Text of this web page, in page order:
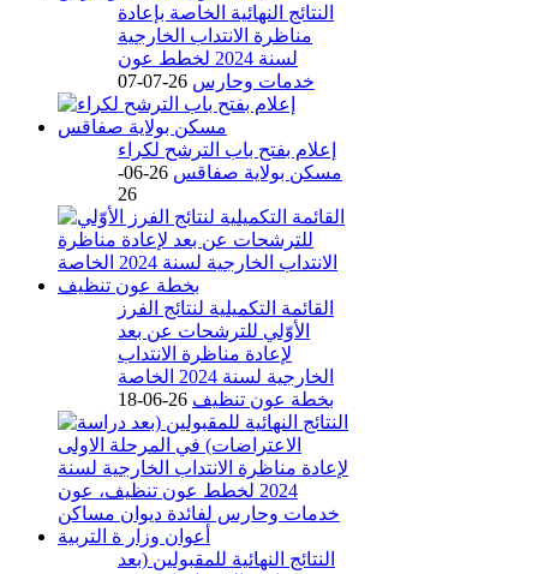
النتائج النهائية الخاصة بإعادة
مناظرة الانتداب الخارجية
لسنة 2024 لخطط عون
خدمات وحارس 26-07-07
إعلام بفتح باب الترشح لكراء
مسكن بولاية صفاقس
26-06-
26
القائمة التكميلية لنتائج الفرز
الأوّلي للترشحات عن بعد
لإعادة مناظرة الانتداب
الخارجية لسنة 2024 الخاصة
بخطة عون تنظيف 26-06-18
النتائج النهائية للمقبولين (بعد